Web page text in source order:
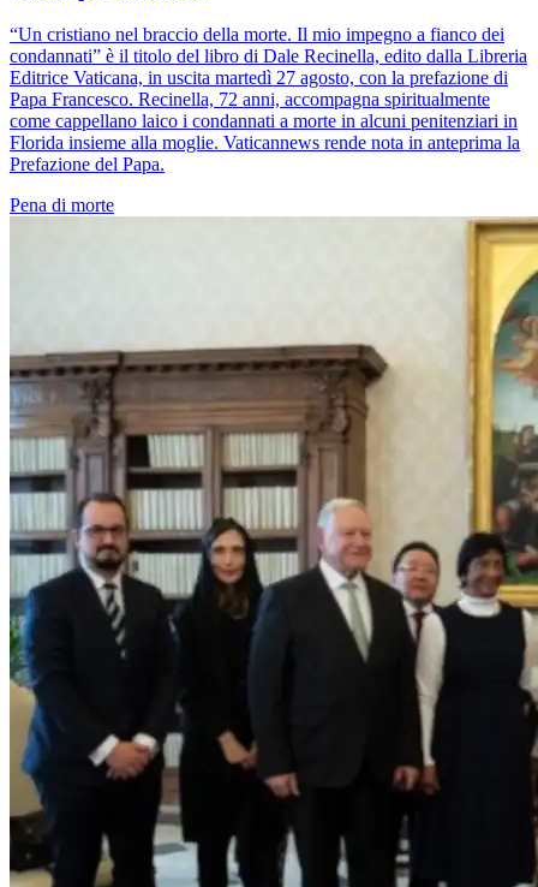
“Un cristiano nel braccio della morte. Il mio impegno a fianco dei
condannati” è il titolo del libro di Dale Recinella, edito dalla Libreria
Editrice Vaticana, in uscita martedì 27 agosto, con la prefazione di
Papa Francesco. Recinella, 72 anni, accompagna spiritualmente
come cappellano laico i condannati a morte in alcuni penitenziari in
Florida insieme alla moglie. Vaticannews rende nota in anteprima la
Prefazione del Papa.
Pena di morte